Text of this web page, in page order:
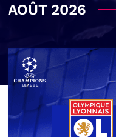
AOÛT 2026